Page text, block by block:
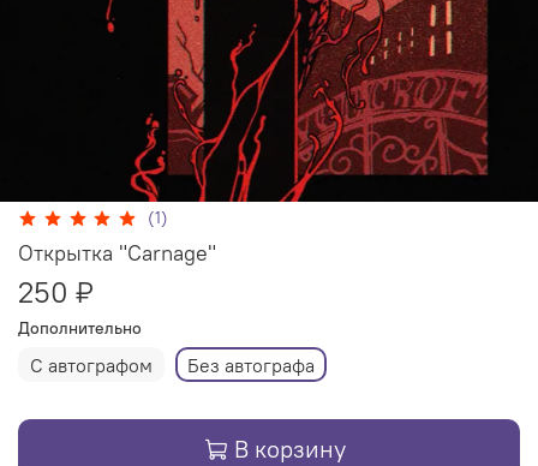
(1)
Открытка "Carnage"
250 ₽
Дополнительно
С автографом Без автографа
В корзину